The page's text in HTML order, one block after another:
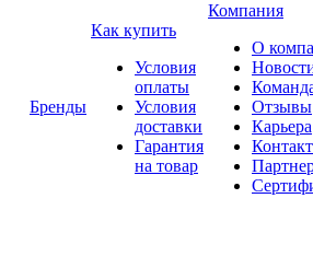
Бренды
Как купить
Условия
оплаты
Условия
доставки
Гарантия
на товар
Компания
О
Отзывы
Карьера